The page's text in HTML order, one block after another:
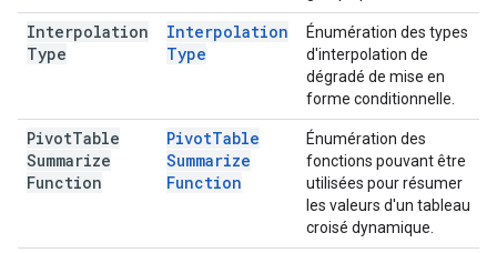
Interpolation
Type
Interpolation
Type
Énumération des types
d'interpolation de
dégradé de mise en
forme conditionnelle.
PivotTable
Summarize
Function
PivotTable
Summarize
Function
Énumération des
fonctions pouvant être
utilisées pour résumer
les valeurs d'un tableau
croisé dynamique.